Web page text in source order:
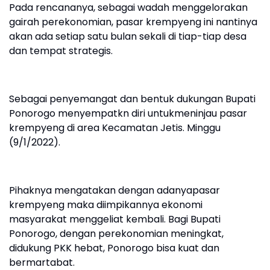
Pada rencananya, sebagai wadah menggelorakan
gairah perekonomian, pasar krempyeng ini nantinya
akan ada setiap satu bulan sekali di tiap-tiap desa
dan tempat strategis.
Sebagai penyemangat dan bentuk dukungan Bupati
Ponorogo menyempatkn diri untukmeninjau pasar
krempyeng di area Kecamatan Jetis. Minggu
(9/1/2022).
Pihaknya mengatakan dengan adanyapasar
krempyeng maka diimpikannya ekonomi
masyarakat menggeliat kembali. Bagi Bupati
Ponorogo, dengan perekonomian meningkat,
didukung PKK hebat, Ponorogo bisa kuat dan
bermartabat.